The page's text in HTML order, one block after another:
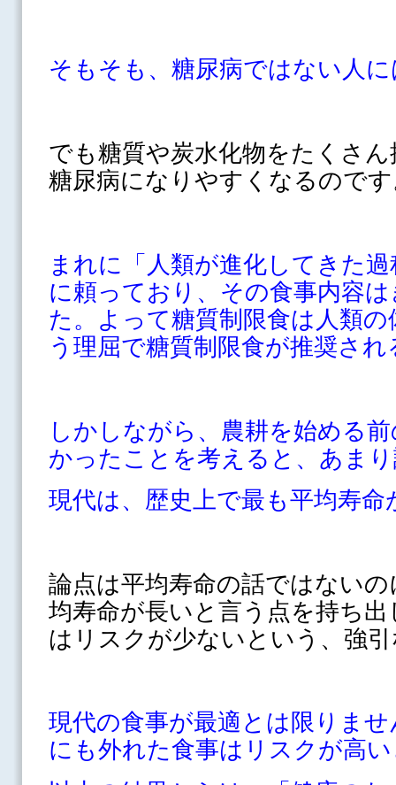
そもそも、糖尿病ではない人
でも糖質や炭水化物をたくさ
糖尿病になりやすくなるので
まれに「人類が進化してきた
に頼っており、その食事内容
た。よって糖質制限食は人類
う理屈で糖質制限食が推奨さ
しかしながら、農耕を始める
かったことを考えると、あま
現代は、歴史上で最も平均寿
論点は平均寿命の話ではない
均寿命が長いと言う点を持ち
はリスクが少ないという、強
現代の食事が最適とは限りま
にも外れた食事はリスクが高